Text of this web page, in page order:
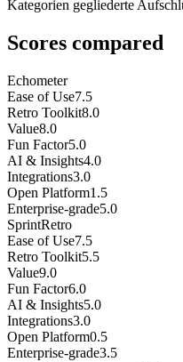
Kategorien gegliederte
Scores compared
Echometer
Ease of Use7.5
Retro Toolkit8.0
Value8.0
Fun Factor5.0
AI & Insights4.0
Integrations3.0
Open Platform1.5
Enterprise-grade5.0
SprintRetro
Ease of Use7.5
Retro Toolkit5.5
Value9.0
Fun Factor6.0
AI & Insights5.0
Integrations3.0
Open Platform0.5
Enterprise-grade3.5